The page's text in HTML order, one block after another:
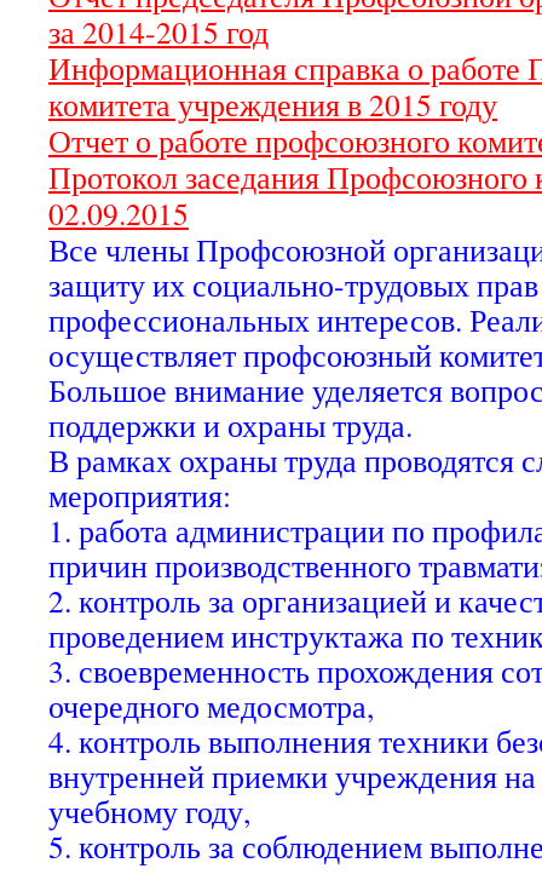
за 2014-2015 год
Информационная справка о работе
комитета учреждения в 2015 году
Отчет о работе профсоюзного
Протокол заседания Профсоюзного
02.09.2015
Все члены Профсоюзной
защиту их социально-трудовых
профессиональных интересов.
осуществляет профсоюзный
Большое внимание уделяется
поддержки и охраны труда.
В рамках охраны труда проводятся
мероприятия:
1. работа администрации по
причин производственного
2. контроль за организацией и
проведением инструктажа по
3. своевременность прохождения
очередного медосмотра,
4. контроль выполнения техники
внутренней приемки учреждения
учебному году,
5. контроль за соблюдением